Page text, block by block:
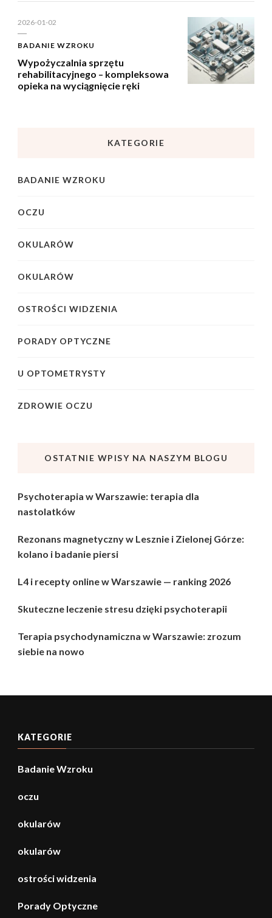
2026-01-02
BADANIE WZROKU
Wypożyczalnia sprzętu
rehabilitacyjnego – kompleksowa
opieka na wyciągnięcie ręki
KATEGORIE
BADANIE WZROKU
OCZU
OKULARÓW
OKULARÓW
OSTROŚCI WIDZENIA
PORADY OPTYCZNE
U OPTOMETRYSTY
ZDROWIE OCZU
OSTATNIE WPISY NA NASZYM BLOGU
Psychoterapia w Warszawie: terapia dla
nastolatków
Rezonans magnetyczny w Lesznie i Zielonej Górze:
kolano i badanie piersi
L4 i recepty online w Warszawie — ranking 2026
Skuteczne leczenie stresu dzięki psychoterapii
Terapia psychodynamiczna w Warszawie: zrozum
siebie na nowo
KATEGORIE
Badanie Wzroku
oczu
okularów
okularów
ostrości widzenia
Porady Optyczne